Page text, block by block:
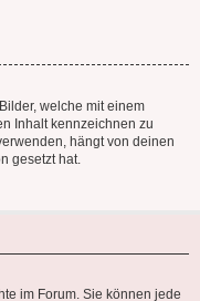
welche mit einem
Inhalt kennzeichnen zu
hängt von deinen
gesetzt hat.
im Forum. Sie können jede